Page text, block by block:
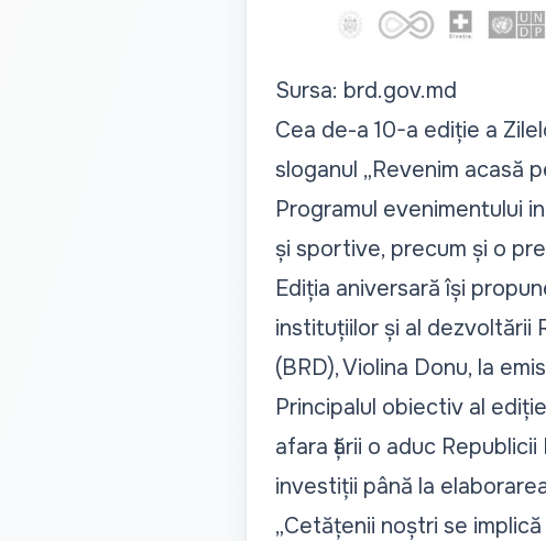
Sursa: brd.gov.md
Cea de-a 10-a ediție a
sloganul „Revenim acasă
Programul evenimentului
și sportive, precum și o
Ediția aniversară își
instituțiilor și al dezvoltării
(BRD), Violina Donu, la
Principalul obiectiv al
afara țării o aduc
investiții până la
„Cetățenii noștri se